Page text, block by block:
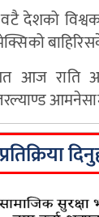
आज राति
प्रतिक्रिया